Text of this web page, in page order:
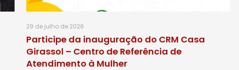
29 de julho de 2026
Participe da inauguração do CRM Casa
Girassol – Centro de Referência de
Atendimento à Mulher